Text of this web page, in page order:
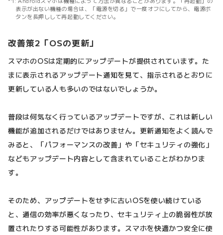
表示が出ない機種の場合は、「電源を切る」で一度オフにしてから、電源ボ
タンを長押しして再起動してください。
改善策2「OSの更新」
スマホのOSは定期的にアップデートが提供されています。た
まに表示されるアップデート通知を見て、指示されるとおりに
更新している人も多いのではないでしょうか。
普段は何気なく行っているアップデートですが、これは新しい
機能が追加されるだけではありません。更新通知をよく読んで
みると、「パフォーマンスの改善」や「セキュリティの強化」
などもアップデート内容として含まれていることがわかりま
す。
そのため、アップデートをせずに古いOSを使い続けている
と、通信の効率が悪くなったり、セキュリティ上の脆弱性が放
置されたりする可能性があります。スマホを快適かつ安全に使